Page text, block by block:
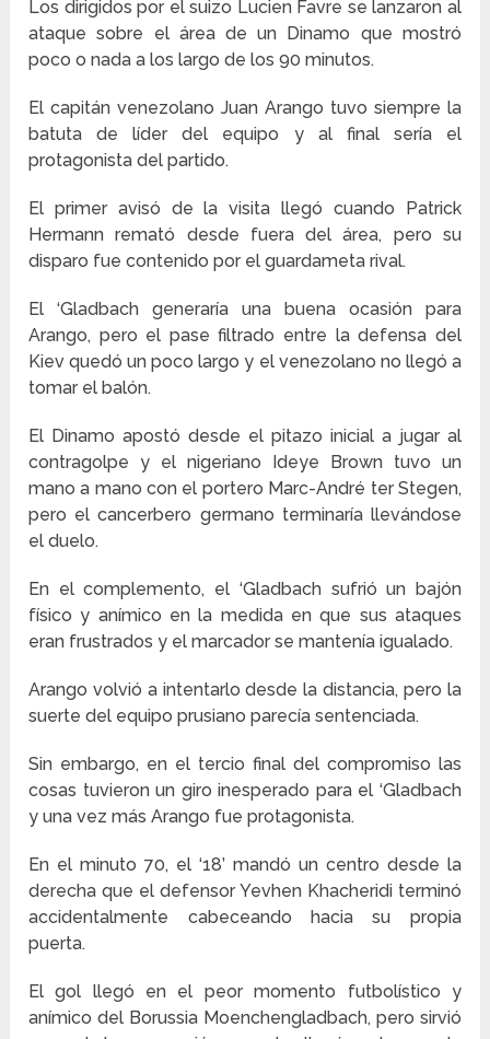
Los dirigidos por el suizo Lucien Favre se lanzaron al
ataque sobre el área de un Dinamo que mostró
poco o nada a los largo de los 90 minutos.
El capitán venezolano Juan Arango tuvo siempre la
batuta de líder del equipo y al final sería el
protagonista del partido.
El primer avisó de la visita llegó cuando Patrick
Hermann remató desde fuera del área, pero su
disparo fue contenido por el guardameta rival.
El ‘Gladbach generaría una buena ocasión para
Arango, pero el pase filtrado entre la defensa del
Kiev quedó un poco largo y el venezolano no llegó a
tomar el balón.
El Dinamo apostó desde el pitazo inicial a jugar al
contragolpe y el nigeriano Ideye Brown tuvo un
mano a mano con el portero Marc-André ter Stegen,
pero el cancerbero germano terminaría llevándose
el duelo.
En el complemento, el ‘Gladbach sufrió un bajón
físico y anímico en la medida en que sus ataques
eran frustrados y el marcador se mantenía igualado.
Arango volvió a intentarlo desde la distancia, pero la
suerte del equipo prusiano parecía sentenciada.
Sin embargo, en el tercio final del compromiso las
cosas tuvieron un giro inesperado para el ‘Gladbach
y una vez más Arango fue protagonista.
En el minuto 70, el ‘18’ mandó un centro desde la
derecha que el defensor Yevhen Khacheridi terminó
accidentalmente cabeceando hacia su propia
puerta.
El gol llegó en el peor momento futbolístico y
anímico del Borussia Moenchengladbach, pero sirvió